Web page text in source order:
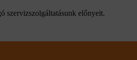
szervizszolgáltatásunk előnyeit.